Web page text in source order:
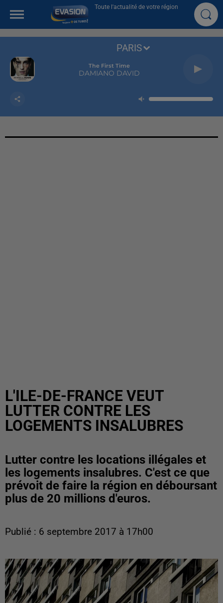
Toute l'actualité de votre région
The First Time
DAMIANO DAVID
PARIS
L'ILE-DE-FRANCE VEUT
LUTTER CONTRE LES
LOGEMENTS INSALUBRES
Lutter contre les locations illégales et
les logements insalubres. C'est ce que
prévoit de faire la région en déboursant
plus de 20 millions d'euros.
Publié : 6 septembre 2017 à 17h00